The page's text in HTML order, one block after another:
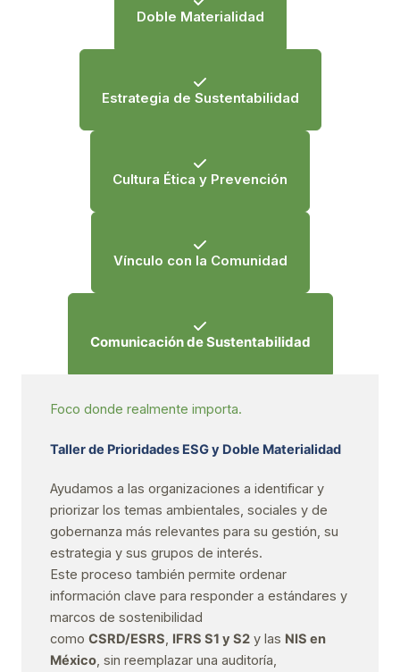
Doble Materialidad
Estrategia de Sustentabilidad
Cultura Ética y Prevención
Vínculo con la Comunidad
Comunicación de Sustentabilidad
Foco donde realmente importa.
Taller de Prioridades ESG y Doble Materialidad
Ayudamos a las organizaciones a identificar y
priorizar los temas ambientales, sociales y de
gobernanza más relevantes para su gestión, su
estrategia y sus grupos de interés.
Este proceso también permite ordenar
información clave para responder a estándares y
marcos de sostenibilidad
como CSRD/ESRS, IFRS S1 y S2 y las NIS en
México, sin reemplazar una auditoría,